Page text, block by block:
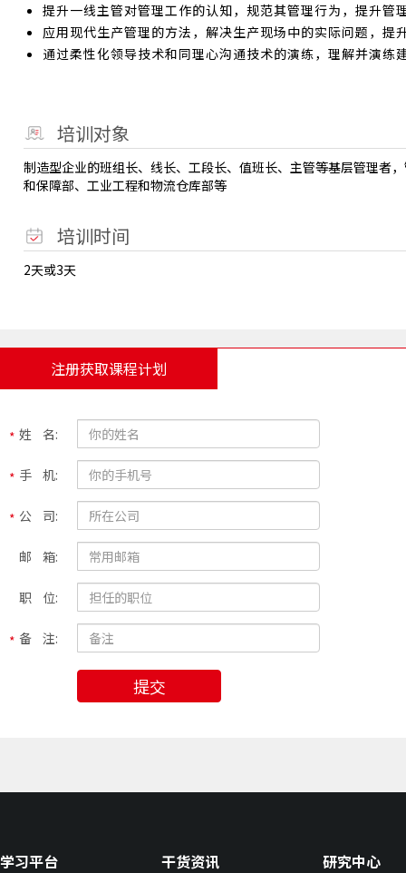
提升一线主管对管理工作的认知，规范其管理行为，提升管
应用现代生产管理的方法，解决生产现场中的实际问题，提
通过柔性化领导技术和同理心沟通技术的演练，理解并演练
培训对象
制造型企业的班组长、线长、工段长、值班长、主管等基层管理者
和保障部、工业工程和物流仓库部等
培训时间
2天或3天
注册获取课程计划
姓 名:
手 机:
公 司:
邮 箱:
职 位:
备 注:
提交
学习平台 干货资讯 研究中心